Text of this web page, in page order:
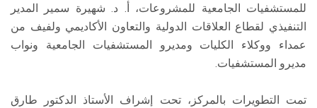
للمستشفيات الجامعية للمشروعات، أ. د. شهيرة سمير المدير
التنفيذي لقطاع العلاقات الدولية والتعاون الأكاديمي ولفيف من
عمداء ووكلاء الكليات ومديرو المستشفيات الجامعية ونواب
مديرو المستشفيات.
تمت التطويرات بالمركز، تحت إشراف الأستاذ الدكتور طارق